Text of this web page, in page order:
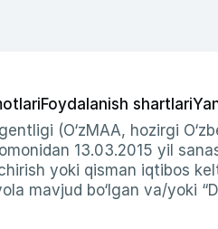
Foydalanish shartlari
(O‘zMAA, hozirgi
13.03.2015 yil
yoki qisman iqtibos
mavjud bo‘lgan va/yoki